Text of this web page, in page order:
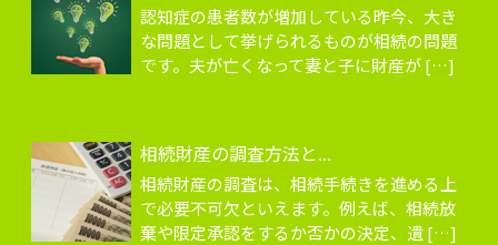
認知症の患者数が増加している昨今、大き
な問題として挙げられるものが相続の問題
です。夫が亡くなって妻と子に財産が […]
相続財産の調査方法と...
相続財産の調査は、相続手続きを進める上
で必要不可欠といえます。例えば、相続放
棄や限定承認をするか否かの決定、遺 […]